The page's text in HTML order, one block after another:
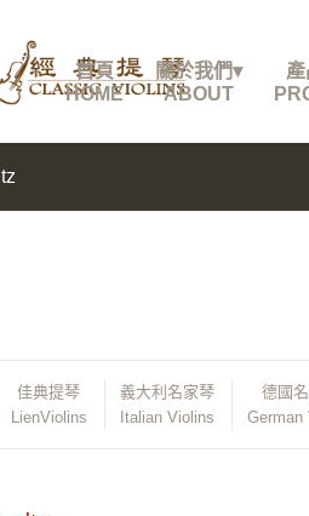
首頁
HOME
關於我們▾
ABOUT
佳典提琴
LienViolins
義大利名家琴
Italian Violins
德國
German